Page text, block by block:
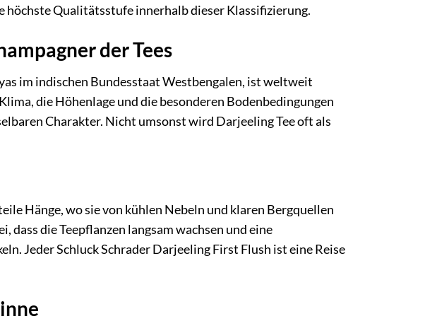
höchste Qualitätsstufe innerhalb dieser Klassifizierung.
der Tees
im indischen Bundesstaat Westbengalen, ist weltweit
die Höhenlage und die besonderen Bodenbedingungen
Charakter. Nicht umsonst wird Darjeeling Tee oft als
Hänge, wo sie von kühlen Nebeln und klaren Bergquellen
dass die Teepflanzen langsam wachsen und eine
Jeder Schluck Schrader Darjeeling First Flush ist eine Reise